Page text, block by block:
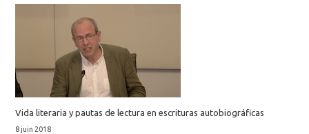
Vida literaria y pautas de lectura en escrituras autobiográficas
8 juin 2018